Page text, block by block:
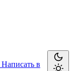
Написать в